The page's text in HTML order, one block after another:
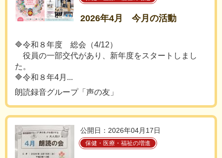
2026年4月 今月の活動
🔷令和８年度 総会（4/12）
役員の一部交代があり、新年度をスタートしまし
た。
🔷令和８年4月...
朗読録音グループ「声の友」
公開日：2026年04月17日
保健・医療・福祉の増進